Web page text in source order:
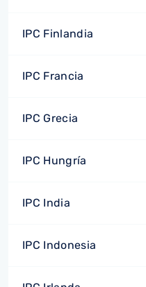
IPC Finlandia
IPC Francia
IPC Grecia
IPC Hungría
IPC India
IPC Indonesia